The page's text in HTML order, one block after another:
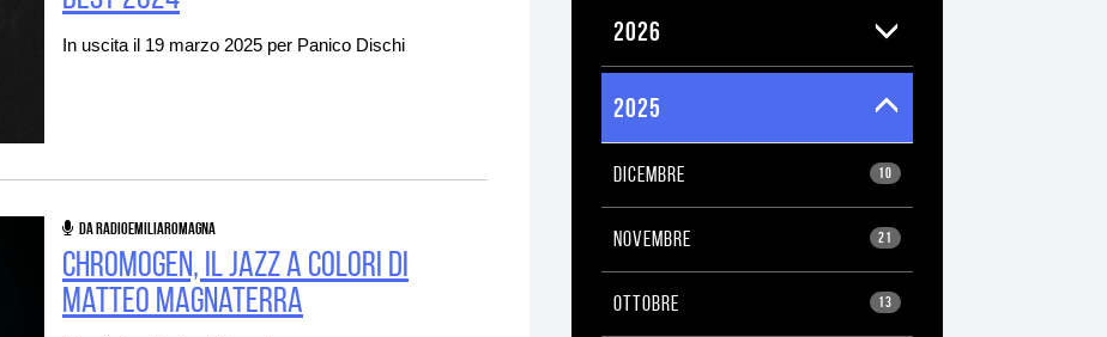
Residenze
In uscita il 19 marzo 2025 per Panico Dischi
DA RADIOEMILIAROMAGNA
Chromogen, il jazz a colori di
Matteo Magnaterra
2026
2025
10
DICEMBRE
21
NOVEMBRE
13
OTTOBRE